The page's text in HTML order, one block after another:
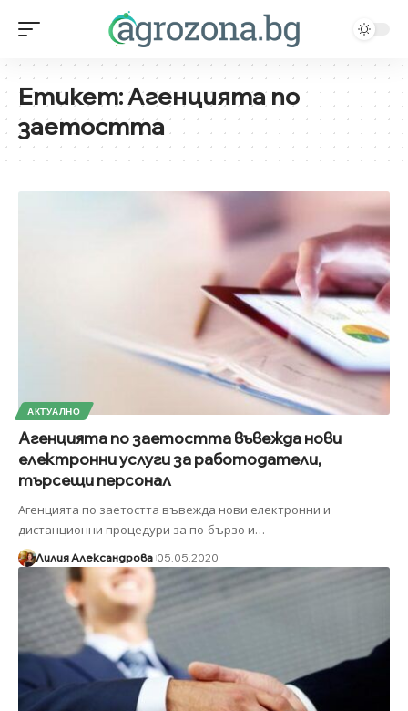
Етикет:Агенцията по
заетостта
АКТУАЛНО
Агенцията по заетостта въвежда нови
електронни услуги за работодатели,
търсещи персонал
Агенцията по заетостта въвежда нови електронни и
дистанционни процедури за по-бързо и…
Лилия Александрова 05.05.2020